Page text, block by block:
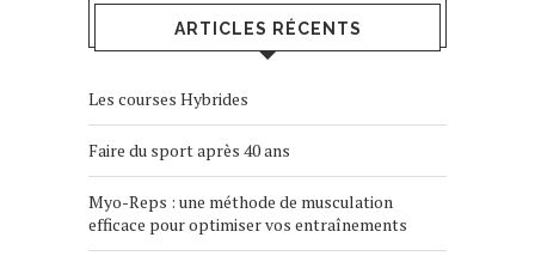
ARTICLES RÉCENTS
Les courses Hybrides
Faire du sport après 40 ans
Myo-Reps : une méthode de musculation
efficace pour optimiser vos entraînements